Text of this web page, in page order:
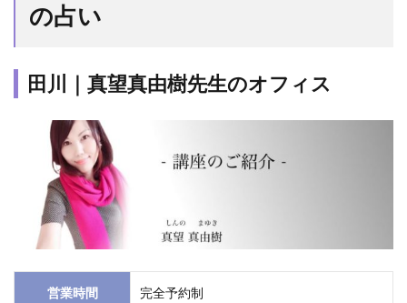
の占い
田川｜真望真由樹先生のオフィス
営業時間 完全予約制